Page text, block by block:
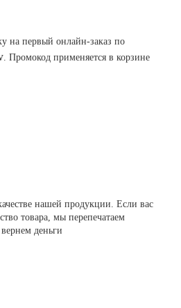
на первый онлайн-заказ по
. Промокод применяется в корзине
нашей продукции. Если вас
товара, мы перепечатаем
деньги